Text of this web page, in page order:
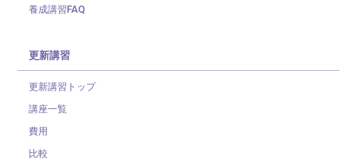
養成講習FAQ
更新講習
更新講習トップ
講座一覧
費用
比較